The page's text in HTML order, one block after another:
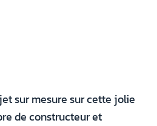
sur mesure sur cette jolie
de constructeur et